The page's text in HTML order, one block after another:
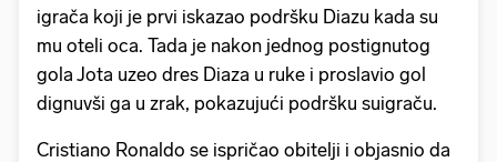
igrača koji je prvi iskazao podršku Diazu kada su
mu oteli oca. Tada je nakon jednog postignutog
gola Jota uzeo dres Diaza u ruke i proslavio gol
dignuvši ga u zrak, pokazujući podršku suigraču.
Cristiano Ronaldo se ispričao obitelji i objasnio da